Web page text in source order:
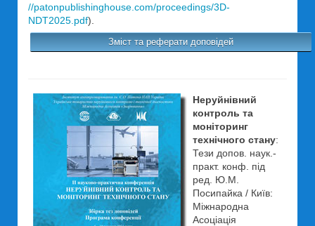
//patonpublishinghouse.com/proceedings/3D-
NDT2025.pdf).
Зміст та реферати доповідей
Неруйнівний
контроль та
моніторинг
технічного стану:
Тези допов. наук.-
практ. конф. під
ред. Ю.М.
Посипайка / Київ:
Міжнародна
Асоціація